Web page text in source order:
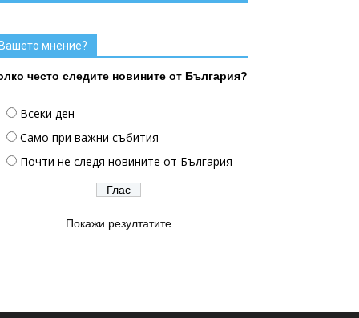
мнение?
често следите новините от България?
Всеки ден
Само при важни събития
Почти не следя новините от България
Покажи резултатите